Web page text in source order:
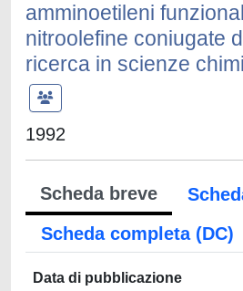
amminoetileni
nitroolefine coniugate
ricerca in scienze
1992
Scheda breve
Scheda completa (DC)
Data di pubblicazione